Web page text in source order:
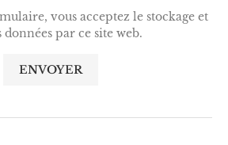
vous acceptez le stockage et
par ce site web.